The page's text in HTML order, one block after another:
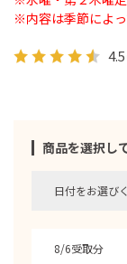
商品を選択し
日付をお選び
8/6受取分
※内容は季節によ
4.5